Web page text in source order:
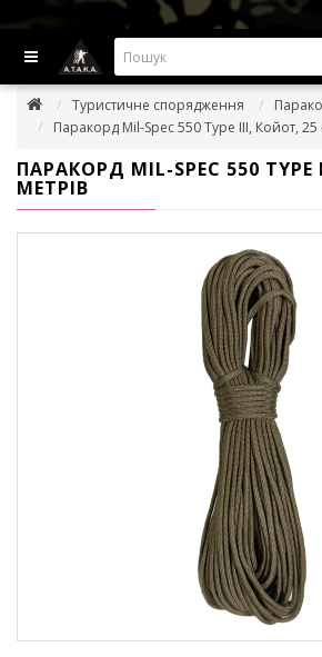
ВИГІДНІ ПРОПОЗИЦІІ — ЗНИЖКИ ДО -
Туристичне спорядження
Паракорд Mil-Spec 550 Type III, Койот, 25
ПАРАКОРД MIL-SPEC 550
МЕТРІВ